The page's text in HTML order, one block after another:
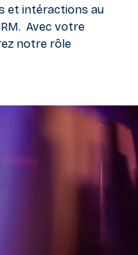
et intéractions au
Avec votre
notre rôle